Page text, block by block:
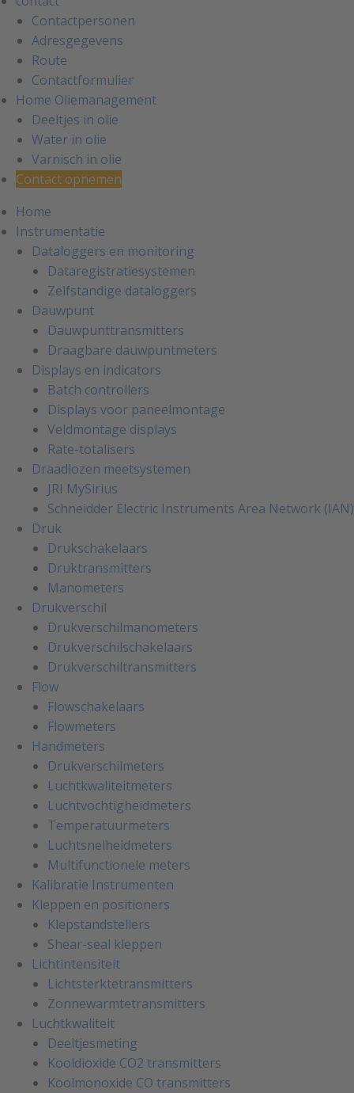
Contactpersonen
Adresgegevens
Route
Contactformulier
Home Oliemanagement
Deeltjes in olie
Water in olie
Varnisch in olie
Contact opnemen
Home
Instrumentatie
Dataloggers en monitoring
Dataregistratiesystemen
Zelfstandige dataloggers
Dauwpunt
Dauwpunttransmitters
Draagbare dauwpuntmeters
Displays en indicators
Batch controllers
Displays voor paneelmontage
Veldmontage displays
Rate-totalisers
Draadlozen meetsystemen
JRI MySirius
Schneidder Electric Instruments Area Network (IAN)
Druk
Drukschakelaars
Druktransmitters
Manometers
Drukverschil
Drukverschilmanometers
Drukverschilschakelaars
Drukverschiltransmitters
Flow
Flowschakelaars
Flowmeters
Handmeters
Drukverschilmeters
Luchtkwaliteitmeters
Luchtvochtigheidmeters
Temperatuurmeters
Luchtsnelheidmeters
Multifunctionele meters
Kalibratie Instrumenten
Kleppen en positioners
Klepstandstellers
Shear-seal kleppen
Lichtintensiteit
Lichtsterktetransmitters
Zonnewarmtetransmitters
Luchtkwaliteit
Deeltjesmeting
Kooldioxide CO2 transmitters
Koolmonoxide CO transmitters